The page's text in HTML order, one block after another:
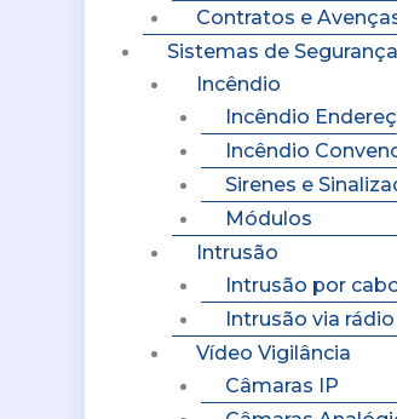
Contratos e
Sistemas de Segurança
Incêndio
Incêndio
Incêndio
Sirenes e
Módulos
Intrusão
Intrusão por
Intrusão via rádio
Vídeo Vigilância
Câmaras IP